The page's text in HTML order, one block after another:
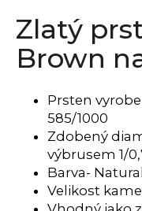
Zlatý
Brown
Prsten
585/1000
Zdobený
výbrusem 1/
Barva-
Velikost